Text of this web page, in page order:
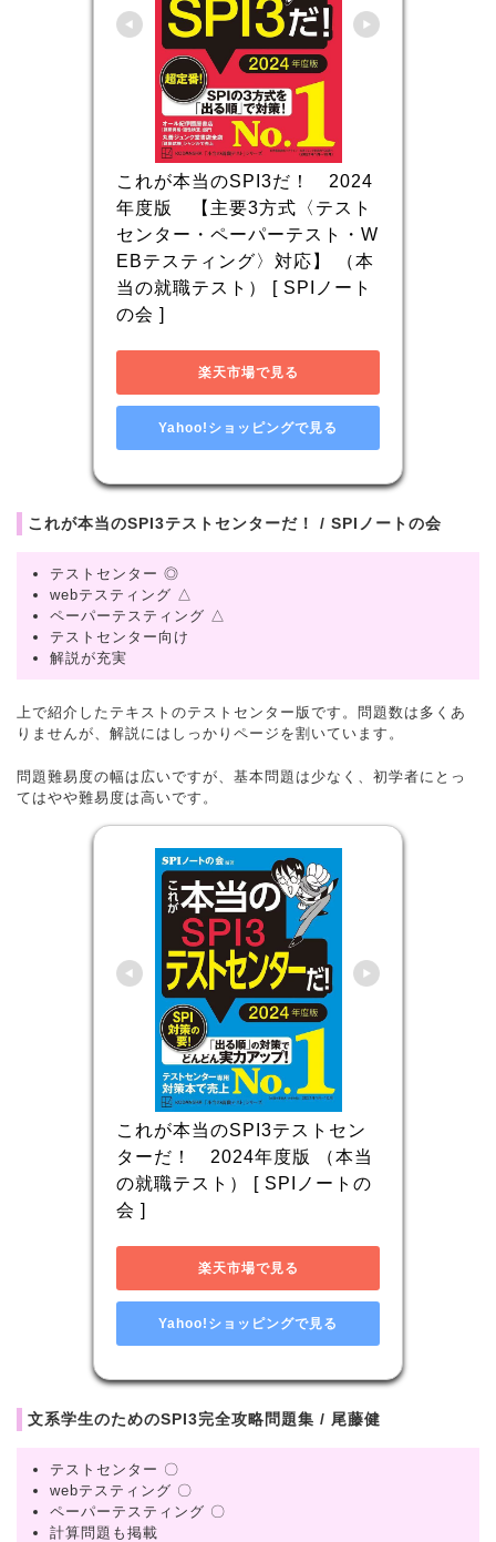
これが本当のSPI3だ！　2024
年度版　【主要3方式〈テスト
センター・ペーパーテスト・W
EBテスティング〉対応】 （本
当の就職テスト） [ SPIノート
の会 ]
楽天市場で見る
Yahoo!ショッピングで見る
これが本当のSPI3テストセンターだ！ / SPIノートの会
テストセンター ◎
webテスティング △
ペーパーテスティング △
テストセンター向け
解説が充実
上で紹介したテキストのテストセンター版です。問題数は多くあ
りませんが、解説にはしっかりページを割いています。
問題難易度の幅は広いですが、基本問題は少なく、初学者にとっ
てはやや難易度は高いです。
これが本当のSPI3テストセン
ターだ！　2024年度版 （本当
の就職テスト） [ SPIノートの
会 ]
楽天市場で見る
Yahoo!ショッピングで見る
文系学生のためのSPI3完全攻略問題集 / 尾藤健
テストセンター 〇
webテスティング 〇
ペーパーテスティング 〇
計算問題も掲載